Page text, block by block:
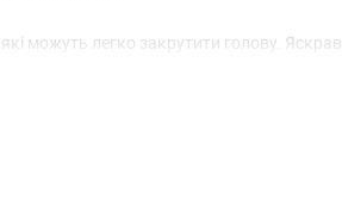
можуть легко закрутити голову.
чорному флаконі.